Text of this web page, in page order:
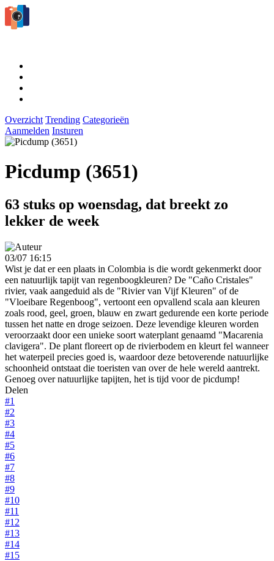
Overzicht Trending Categorieën
Aanmelden Insturen
Picdump (3651)
63 stuks op woensdag, dat breekt zo
lekker de week
03/07 16:15
Wist je dat er een plaats in Colombia is die wordt gekenmerkt door
een natuurlijk tapijt van regenboogkleuren? De "Caño Cristales"
rivier, vaak aangeduid als de "Rivier van Vijf Kleuren" of de
"Vloeibare Regenboog", vertoont een opvallend scala aan kleuren
zoals rood, geel, groen, blauw en zwart gedurende een korte periode
tussen het natte en droge seizoen. Deze levendige kleuren worden
veroorzaakt door een unieke soort waterplant genaamd "Macarenia
clavigera". De plant floreert op de rivierbodem en kleurt fel wanneer
het waterpeil precies goed is, waardoor deze betoverende natuurlijke
schoonheid ontstaat die toeristen van over de hele wereld aantrekt.
Genoeg over natuurlijke tapijten, het is tijd voor de picdump!
Delen
#1
#2
#3
#4
#5
#6
#7
#8
#9
#10
#11
#12
#13
#14
#15